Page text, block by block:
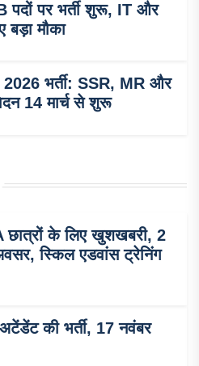
पदों पर भर्ती शुरू, IT और
बड़ा मौका
2026 भर्ती: SSR, MR और
14 मार्च से शुरू
के लिए खुशखबरी, 2
स्किल एडवांस ट्रेनिंग
की भर्ती, 17 नवंबर